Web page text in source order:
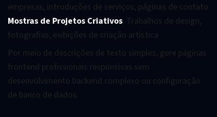
empresas, introduções de serviços, páginas de contato
Mostras de Projetos Criativos: Trabalhos de design,
fotografias, exibições de criação artística
Por meio de descrições de texto simples, gere páginas
frontend profissionais responsivas sem
desenvolvimento backend complexo ou configuração
de banco de dados.